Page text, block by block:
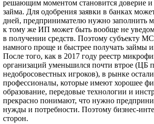
решающим моментом становится доверие и
займа. Для одобрения заявки в банках
дней, предпринимателю нужно заполнить
к тому же ИП может быть вообще не
в получении средств. Поэтому субъекту
намного проще и быстрее получать
После того, как в 2017 году реестр
организаций уменьшился почти втрое (ЦБ
недобросовестных игроков), в рынке
профессионалы, которые имеют хорошее
образование, передовые технологии и
прекрасно понимают, что нужно
нужды и потребности. Поэтому бизнес-
сторон.